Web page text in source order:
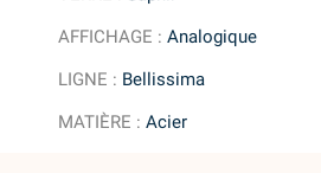
AFFICHAGE :Analogique
LIGNE : Bellissima
MATIÈRE :Acier